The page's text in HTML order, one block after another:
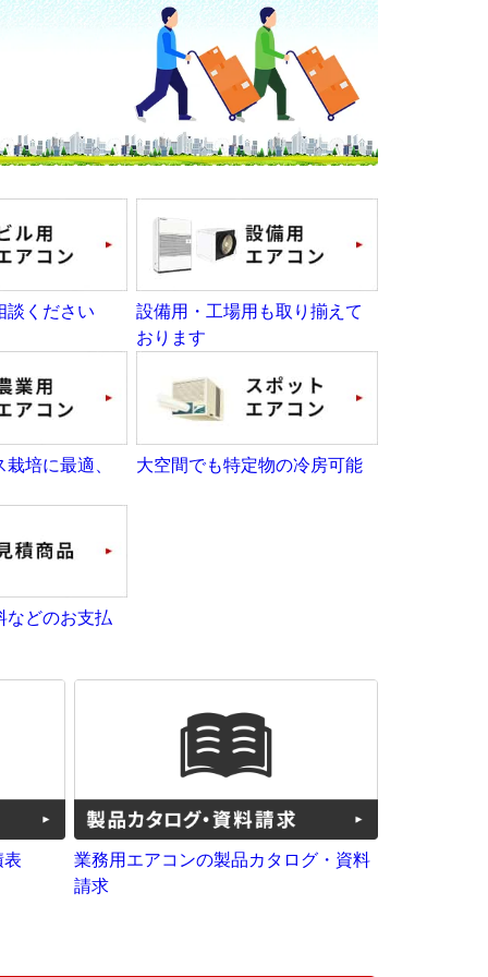
談ください
設備用・工場用も取り揃えて
おります
培に最適、 大空間でも特定物の冷房可能
などのお支払
表
業務用エアコンの製品カタログ・資料
請求